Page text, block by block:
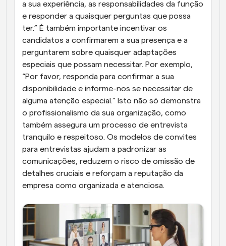
a sua experiência, as responsabilidades da função
e responder a quaisquer perguntas que possa
ter.” É também importante incentivar os
candidatos a confirmarem a sua presença e a
perguntarem sobre quaisquer adaptações
especiais que possam necessitar. Por exemplo,
“Por favor, responda para confirmar a sua
disponibilidade e informe-nos se necessitar de
alguma atenção especial.” Isto não só demonstra
o profissionalismo da sua organização, como
também assegura um processo de entrevista
tranquilo e respeitoso. Os modelos de convites
para entrevistas ajudam a padronizar as
comunicações, reduzem o risco de omissão de
detalhes cruciais e reforçam a reputação da
empresa como organizada e atenciosa.